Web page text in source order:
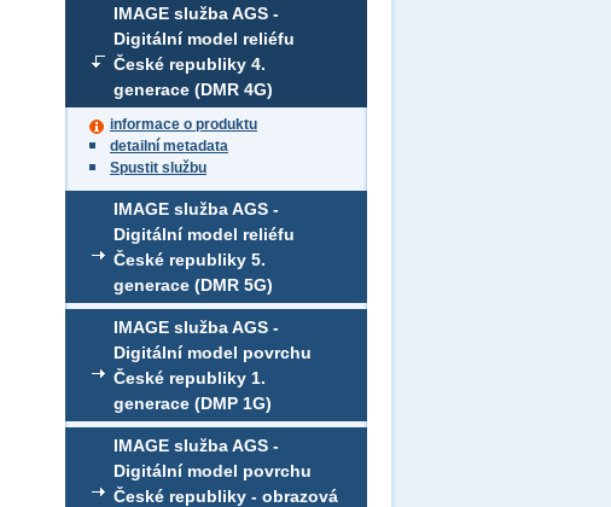
IMAGE služba AGS -
Digitální model reliéfu
České republiky 4.
generace (DMR 4G)
informace o produktu
detailní metadata
Spustit službu
IMAGE služba AGS -
Digitální model reliéfu
České republiky 5.
generace (DMR 5G)
IMAGE služba AGS -
Digitální model povrchu
České republiky 1.
generace (DMP 1G)
IMAGE služba AGS -
Digitální model povrchu
České republiky - obrazová